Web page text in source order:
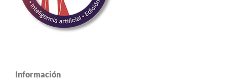
Información